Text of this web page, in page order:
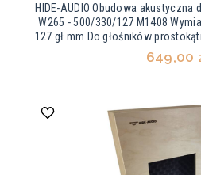
HIDE-AUDIO Obudowa
W265 - 500/330/127 M1408
127 gł mm Do głośników
649,00